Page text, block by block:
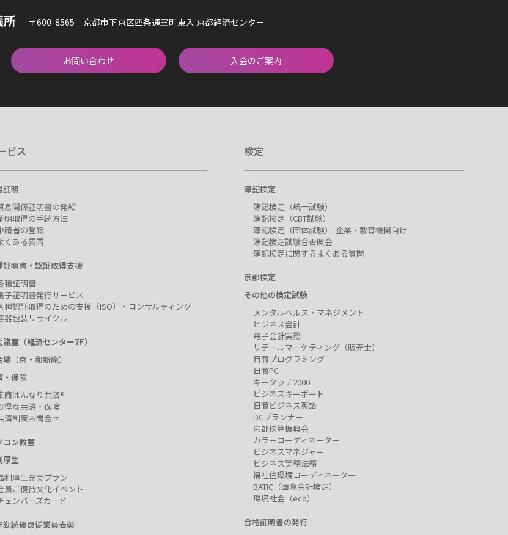
所 〒600-8565 京都市下京区四条通室町東入 京都経済センター
お問い合わせ 入会のご案内
ビス
証明
易関係証明書の発給
明取得の手続方法
請者の登録
くある質問
証明書・認証取得支援
種証明書
子証明書発行サービス
種認証取得のための支援（ISO）・コンサルティング
器包装リサイクル
議室（経済センター7F）
（京・和新庵）
・保険
商はんなり共済®
得な共済・保険
済制度お問合せ
コン教室
厚生
利厚生充実プラン
員ご優待文化イベント
ェンバーズカード
勤続優良従業員表彰
検定
簿記検定
簿記検定（統一試験）
簿記検定（CBT試験）
簿記検定（団体試験）-企業・教育機関向け-
簿記検定試験合否照会
簿記検定に関するよくある質問
京都検定
その他の検定試験
メンタルヘルス・マネジメント
ビジネス会計
電子会計実務
リテールマーケティング（販売士）
日商プログラミング
日商PC
キータッチ2000
ビジネスキーボード
日商ビジネス英語
DCプランナー
京都珠算振興会
カラーコーディネーター
ビジネスマネジャー
ビジネス実務法務
福祉住環境コーディネーター
BATIC（国際会計検定）
環境社会（eco）
合格証明書の発行